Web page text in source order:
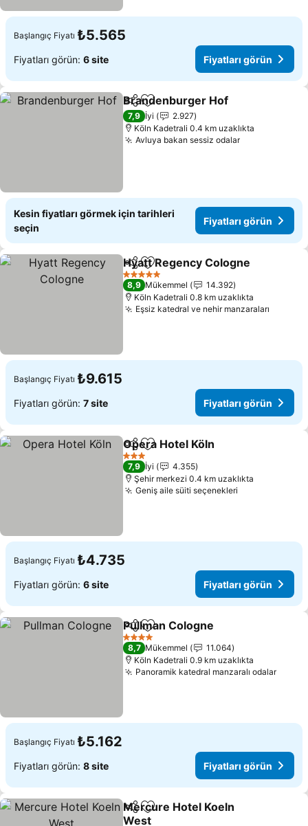
Başlangıç Fiyatı ₺5.565
Fiyatları görün: 6 site Fiyatları görün
PaylaşFavorilerime ekle
Brandenburger Hof
7,9 İyi
2.927
Köln Kadetrali 0.4 km uzaklıkta
Avluya bakan sessiz odalar
Kesin fiyatları görmek için tarihleri
seçin
Fiyatları görün
PaylaşFavorilerime ekle
Hyatt Regency Cologne
5 Yıldız
8,9 Mükemmel
14.392
Köln Kadetrali 0.8 km uzaklıkta
Eşsiz katedral ve nehir manzaraları
Başlangıç Fiyatı ₺9.615
Fiyatları görün: 7 site Fiyatları görün
PaylaşFavorilerime ekle
Opera Hotel Köln
3 Yıldız
7,9 İyi
4.355
Şehir merkezi 0.4 km uzaklıkta
Geniş aile süiti seçenekleri
Başlangıç Fiyatı ₺4.735
Fiyatları görün: 6 site Fiyatları görün
PaylaşFavorilerime ekle
Pullman Cologne
4 Yıldız
8,7 Mükemmel
11.064
Köln Kadetrali 0.9 km uzaklıkta
Panoramik katedral manzaralı odalar
Başlangıç Fiyatı ₺5.162
Fiyatları görün: 8 site Fiyatları görün
PaylaşFavorilerime ekle
Mercure Hotel Koeln
West